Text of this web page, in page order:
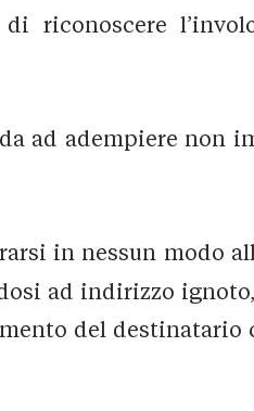
ad adempiere non
in nessun modo
ad indirizzo
del destinatario